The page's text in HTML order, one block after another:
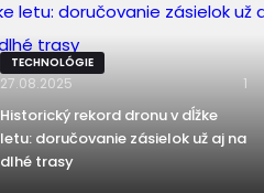
TECHNOLÓGIE
27.08.2025 1
Historický rekord dronu v dĺžke
letu: doručovanie zásielok už aj na
dlhé trasy